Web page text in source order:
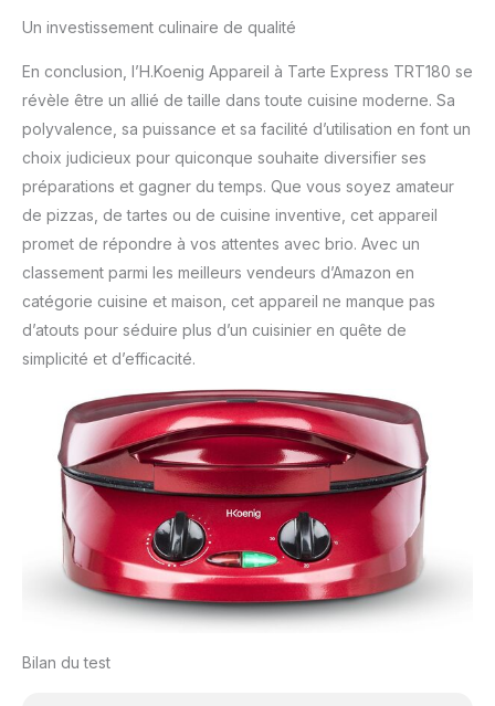
Un investissement culinaire de qualité
En conclusion, l’H.Koenig Appareil à Tarte Express TRT180 se
révèle être un allié de taille dans toute cuisine moderne. Sa
polyvalence, sa puissance et sa facilité d’utilisation en font un
choix judicieux pour quiconque souhaite diversifier ses
préparations et gagner du temps. Que vous soyez amateur
de pizzas, de tartes ou de cuisine inventive, cet appareil
promet de répondre à vos attentes avec brio. Avec un
classement parmi les meilleurs vendeurs d’Amazon en
catégorie cuisine et maison, cet appareil ne manque pas
d’atouts pour séduire plus d’un cuisinier en quête de
simplicité et d’efficacité.
Bilan du test